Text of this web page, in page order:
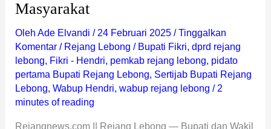
Masyarakat
Oleh Ade Elvandi / 24 Februari 2025 /Tinggalkan
Komentar / Rejang Lebong / Bupati Fikri, dprd rejang
lebong, Fikri - Hendri, pemkab rejang lebong, pidato
pertama Bupati Rejang Lebong, Sertijab Bupati Rejang
Lebong, Wabup Hendri, wabup rejang lebong / 2
minutes of reading
Rejangnews.com || Rejang Lebong — Bupati dan Wakil